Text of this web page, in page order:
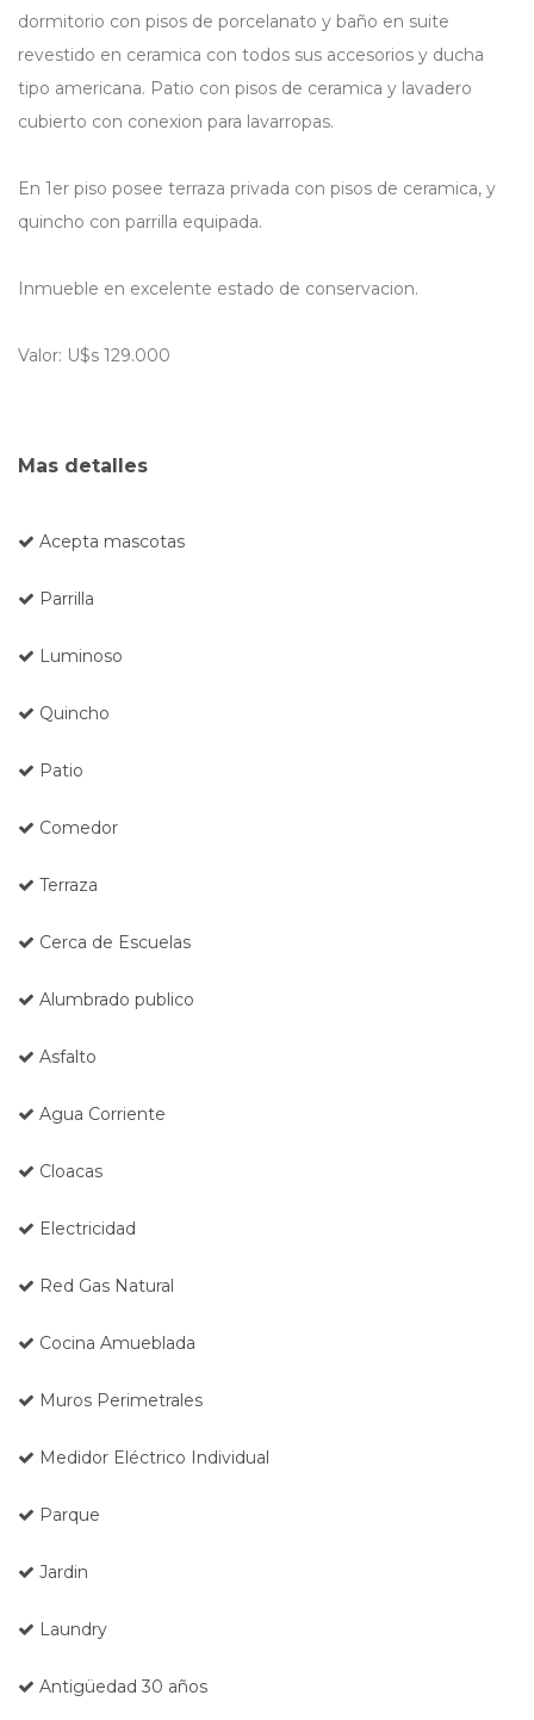
dormitorio con pisos de porcelanato y baño en suite
revestido en ceramica con todos sus accesorios y ducha
tipo americana. Patio con pisos de ceramica y lavadero
cubierto con conexion para lavarropas.
En 1er piso posee terraza privada con pisos de ceramica, y
quincho con parrilla equipada.
Inmueble en excelente estado de conservacion.
Valor: U$s 129.000
Mas detalles
Acepta mascotas
Parrilla
Luminoso
Quincho
Patio
Comedor
Terraza
Cerca de Escuelas
Alumbrado publico
Asfalto
Agua Corriente
Cloacas
Electricidad
Red Gas Natural
Cocina Amueblada
Muros Perimetrales
Medidor Eléctrico Individual
Parque
Jardin
Laundry
Antigüedad 30 años